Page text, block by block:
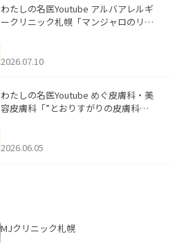
わたしの名医Youtube アルバアレルギ
ークリニック札幌「マンジャロのリア
た。
2026.07.10
わたしの名医Youtube めぐ皮膚科・美
容皮膚科「”とおりすがりの皮膚科
2026.06.05
MJクリニック札幌